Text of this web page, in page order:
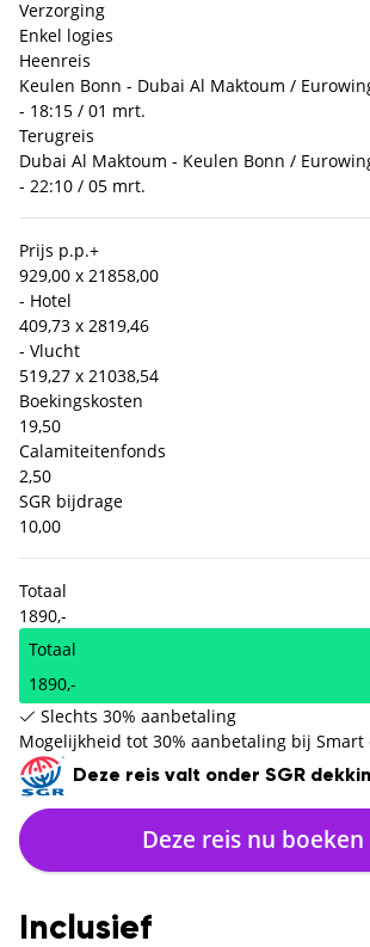
Verzorging
Enkel logies
Heenreis
Keulen Bonn - Dubai Al Maktoum /
- 18:15 / 01 mrt.
Terugreis
Dubai Al Maktoum - Keulen Bonn /
- 22:10 / 05 mrt.
Prijs p.p.+
929,00 x 21858,00
- Hotel
409,73 x 2819,46
- Vlucht
519,27 x 21038,54
Boekingskosten
19,50
Calamiteitenfonds
2,50
SGR bijdrage
10,00
Totaal
1890,-
Totaal
1890,-
Slechts 30% aanbetaling
Mogelijkheid tot 30% aanbetaling bij
Deze reis valt onder SGR
Deze reis nu boeken
Inclusief